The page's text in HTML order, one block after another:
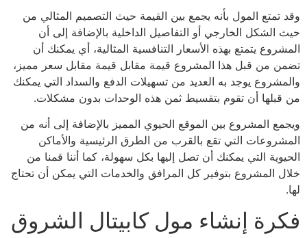
وقد تمتع المول بأنه يجمع بين القيمة حيث التصميم المثالي من
حيث الشكل الخارجي أو التفاصيل الداخلية بالإضافة إلى أن
المشروع يتمتع بهذه الأسعار التنافسية المثالية، أي يمكنك أن
تضمن من قبل هذا المشروع قيمة مقابل قيمة مقابل سعر مميز،
والمشروع يوجد به العديد من تسهيلات الدفع والسداد التي يمكنك
من قبلها أن تقوم بتقسيط ثمن هذه الوحدات بدون مشكلات.
ويجمع المشروع بين الموقع الحيوي المميز بالإضافة إلى أنه من
المشروعات التي تقع بالقرب من الطرق الرئيسية والأماكن
الحيوية التي يمكنك أن تصل إليها بكل سهولة، كما أننا قمنا من
خلال المشروع بتوفير كل المرافق والخدمات التي يمكن أن تحتاج
لها.
فكرة إنشاء مول كابيتال الشروق